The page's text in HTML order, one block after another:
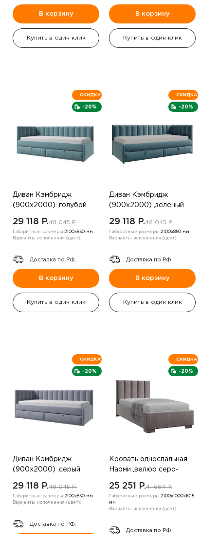
В корзину
Купить в один клик
В корзину
Купить в один клик
-20%
СКИДКА
Диван Кэмбридж
(900х2000) ,голубой
29 118 P.48 045 P.
Габаритные размеры:2100х850 мм
Варианты исполнения (цвет):
Доставка по РФ.
В корзину
Купить в один клик
-20%
СКИДКА
Диван Кэмбридж
(900х2000) ,зеленый
29 118 P.48 045 P.
Габаритные размеры:2100х850 мм
Варианты исполнения (цвет):
Доставка по РФ.
В корзину
Купить в один клик
-20%
СКИДКА
Диван Кэмбридж
(900х2000) ,серый
29 118 P.48 045 P.
Габаритные размеры:2100х850 мм
Варианты исполнения (цвет):
Доставка по РФ.
-20%
СКИДКА
Кровать односпальная
Наоми ,велюр серо-
25 251 P.41 664 P.
Габаритные размеры:2100х1000х1015
мм
Варианты исполнения (цвет):
Доставка по РФ.